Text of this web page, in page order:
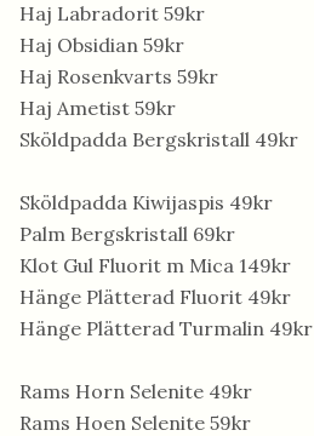
Haj Labradorit 59kr
Haj Obsidian 59kr
Haj Rosenkvarts 59kr
Haj Ametist 59kr
Sköldpadda Bergskristall 49kr
Sköldpadda Kiwijaspis 49kr
Palm Bergskristall 69kr
Klot Gul Fluorit m Mica 149kr
Hänge Plätterad Fluorit 49kr
Hänge Plätterad Turmalin 49kr
Rams Horn Selenite 49kr
Rams Hoen Selenite 59kr